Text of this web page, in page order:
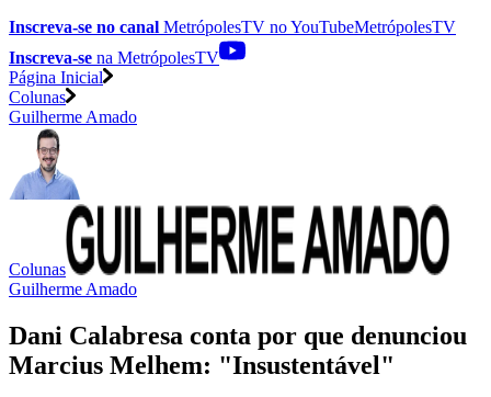
Inscreva-se no canal MetrópolesTV noYouTubeMetrópolesTV
Inscreva-se na MetrópolesTV
Página Inicial
Colunas
Guilherme Amado
Colunas
Guilherme Amado
Dani Calabresa conta por que denunciou
Marcius Melhem: "Insustentável"